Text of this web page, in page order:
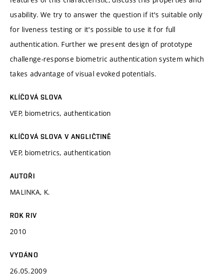
usability. We try to answer the question if it's suitable only
for liveness testing or it's possible to use it for full
authentication. Further we present design of prototype
challenge-response biometric authentication system which
takes advantage of visual evoked potentials.
KLÍČOVÁ SLOVA
VEP, biometrics, authentication
KLÍČOVÁ SLOVA V ANGLIČTINĚ
VEP, biometrics, authentication
AUTOŘI
MALINKA, K.
ROK RIV
2010
VYDÁNO
26.05.2009